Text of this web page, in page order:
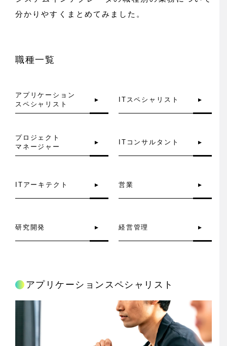
分かりやすくまとめてみました。
職種一覧
アプリケーション
スペシャリスト
ITスペシャリスト
プロジェクト
マネージャー
ITコンサルタント
ITアーキテクト 営業
研究開発 経営管理
アプリケーションスペシャリスト